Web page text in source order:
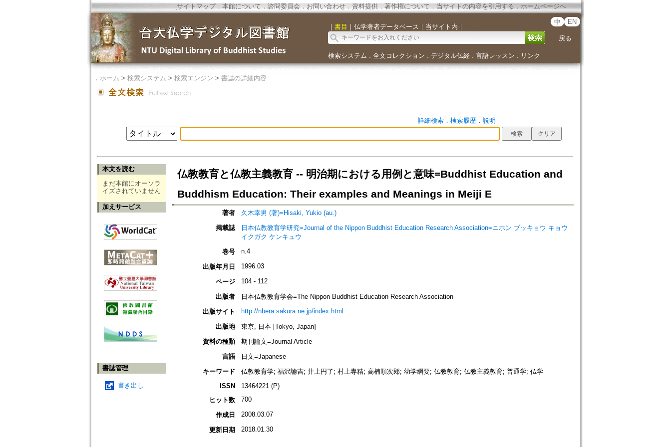
サイトマップ．本館について ． 諮問委員会． お問い合わせ． 資料提供． 著作権について．当サイトの内容を引用する ． ホームページへ
｜ 書目 ｜ 仏学著者データベース ｜ 当サイト内 ｜
中 EN
戻る
検索システム ． 全文コレクション ． デジタル仏経． 言語レッスン ． リンク
． ホーム > 検索システム > 検索エンジン > 書誌の詳細内容
詳細検索． 検索履歴． 説明
本文を読む
まだ本館にオーソラ
イズされていません
加えサービス
書誌管理
書き出し
仏教教育と仏教主義教育 -- 明治期における用例と意味=Buddhist Education and
Buddhism Education: Their examples and Meanings in Meiji E
著者
久木幸男 (著)=Hisaki, Yukio (au.)
掲載誌
日本仏教教育学研究=Journal of the Nippon Buddhist Education Research Association=ニホン ブッキョウ キョウ
イクガク ケンキュウ
巻号
n.4
出版年月日 1996.03
ページ 104 - 112
出版者
日本仏教教育学会=The Nippon Buddhist Education Research Association
出版サイト
http://nbera.sakura.ne.jp/index.html
出版地
東京, 日本 [Tokyo, Japan]
資料の種類
期刊論文=Journal Article
言語
日文=Japanese
キーワード
仏教教育学; 福沢諭吉; 井上円了; 村上専精; 高楠順次郎; 幼学綱要; 仏教教育; 仏教主義教育; 普通学; 仏学
ISSN
13464221 (P)
ヒット数
700
作成日 2008.03.07
更新日期 2018.01.30